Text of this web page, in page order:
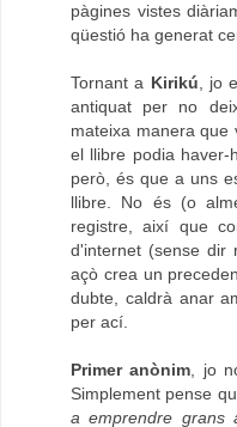
pàgines vistes
qüestió ha generat
Tornant a Kirikú , jo
antiquat per no
mateixa manera que
el llibre podia haver-
però, és que a uns
llibre. No és (o
registre, així que
d'internet (sense dir
açò crea un
dubte, caldrà anar
per ací.
Primer anònim , jo
Simplement pense
a emprendre grans